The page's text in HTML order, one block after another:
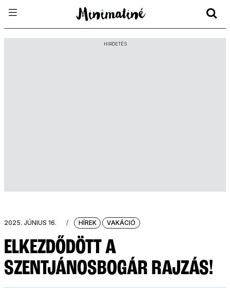
HIRDETÉS
2025. JÚNIUS 16. / HÍREK VAKÁCIÓ
ELKEZDŐDÖTT A
SZENTJÁNOSBOGÁR RAJZÁS!